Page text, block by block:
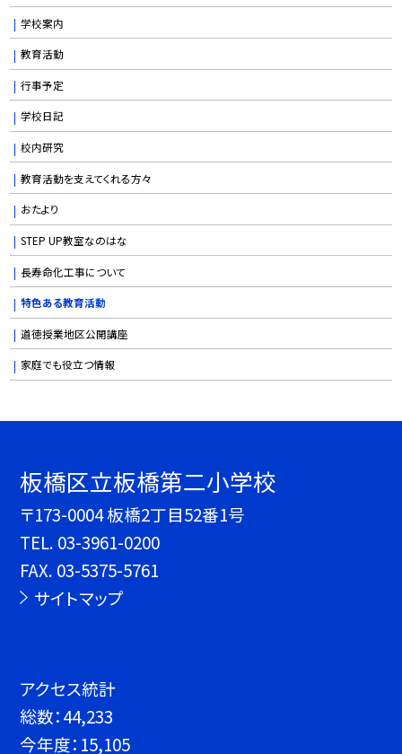
学校案内
教育活動
行事予定
学校日記
校内研究
教育活動を支えてくれる方々
おたより
STEP UP教室なのはな
長寿命化工事について
特色ある教育活動
道徳授業地区公開講座
家庭でも役立つ情報
板橋区立板橋第二小学校
〒173-0004 板橋2丁目52番1号
TEL. 03-3961-0200
FAX. 03-5375-5761
サイトマップ
アクセス統計
総数：44,233
今年度： 15,105